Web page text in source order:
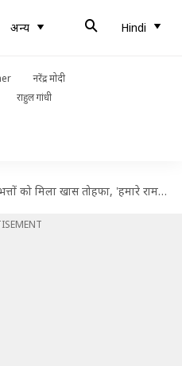
अन्य Hindi
नरेंद्र मोदी
राहुल गांधी
को मिला खास तोहफा, 'हमारे राम आए हैं' गाना जारी; इस गायक ने दी आवाज